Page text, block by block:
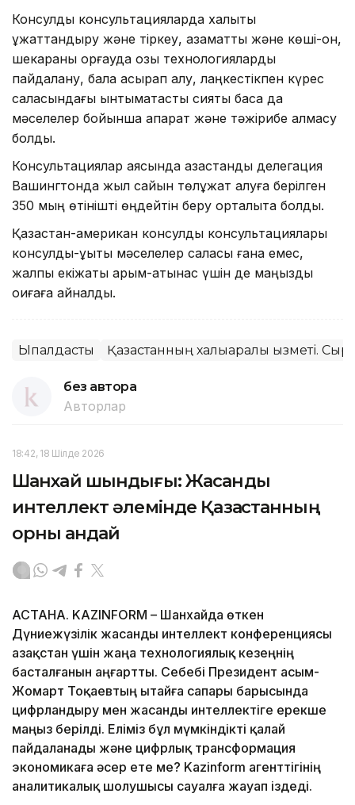
Консулдық консультацияларда халықты
құжаттандыру және тіркеу, азаматтық және көші-қон,
шекараны қорғауда озық технологияларды
пайдалану, бала асырап алу, лаңкестікпен күрес
саласындағы ынтымақтастық сияқты басқа да
мәселелер бойынша ақпарат және тәжірибе алмасу
болды.
Консультациялар аясында қазақстандық делегация
Вашингтонда жыл сайын төлқұжат алуға берілген
350 мың өтінішті өңдейтін беру орталықта болды.
Қазақстан-американ консулдық консультациялары
консулдық-құқықтық мәселелер саласы ғана емес,
жалпы екіжақты қарым-қатынас үшін де маңызды
оқиғаға айналды.
Ықпалдастық Қазақстанның халықаралық қызметі.
без автора
Авторлар
18:42, 18 Шілде 2026
Шанхай шындығы: Жасанды
интеллект әлемінде Қазақстанның
орны қандай
АСТАНА. KAZINFORM – Шанхайда өткен
Дүниежүзілік жасанды интеллект конференциясы
Қазақстан үшін жаңа технологиялық кезеңнің
басталғанын аңғартты. Себебі Президент Қасым-
Жомарт Тоқаевтың Қытайға сапары барысында
цифрландыру мен жасанды интеллектіге ерекше
маңыз берілді. Еліміз бұл мүмкіндікті қалай
пайдаланады және цифрлық трансформация
экономикаға әсер ете ме? Kazinform агенттігінің
аналитикалық шолушысы сауалға жауап іздеді.